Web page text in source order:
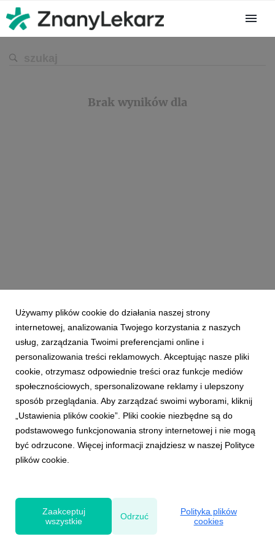
Brak wyników dla
Powered by
Używamy plików cookie do działania naszej strony
internetowej, analizowania Twojego korzystania z naszych
usług, zarządzania Twoimi preferencjami online i
personalizowania treści reklamowych. Akceptując nasze pliki
cookie, otrzymasz odpowiednie treści oraz funkcje mediów
społecznościowych, spersonalizowane reklamy i ulepszony
sposób przeglądania. Aby zarządzać swoimi wyborami, kliknij
„Ustawienia plików cookie”. Pliki cookie niezbędne są do
podstawowego funkcjonowania strony internetowej i nie mogą
być odrzucone. Więcej informacji znajdziesz w naszej Polityce
plików cookie.
Zaakceptuj
wszystkie
Odrzuć
Polityka plików
cookies